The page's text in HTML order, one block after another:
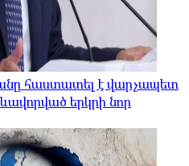
հաստատել է վարչապետ
երկրի նոր